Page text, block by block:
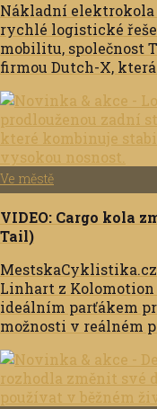
Nákladní elektrokola
rychlé logistické
mobilitu, společnost
firmou Dutch-X, která
Ve městě
VIDEO: Cargo kola
Tail)
Linhart z
ideálním parťákem
možnosti v reálném